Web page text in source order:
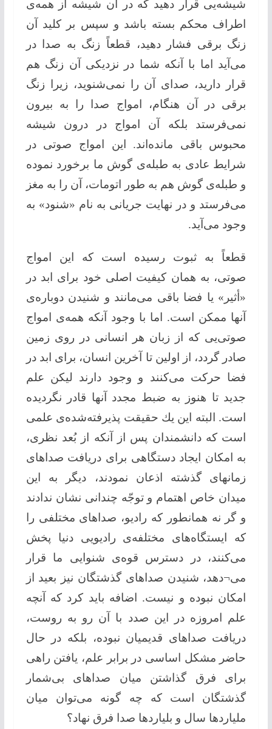
شیشه‌یی قرار دهید كه در آن شیشه از همه‌ی
اطراف محكم بسته باشد و سپس بر كلید آن
زنگ برقی فشار دهید، قطعاً زنگ به صدا در
می‌آید اما با آنکه شما در نزدیكی آن زنگ هم
قرار دارید، صدای آن را نمی‌شنوید، زیرا زنگ
برقی در آن هنگام، امواج صدا را به بیرون
نمی‌فرستد بلكه آن امواج در درون شیشه
محبوس باقی مانده‌اند. این امواج صوتی در
شرایط عادی به طبله‌ی گوش ما برخورد نموده
و طبله‌ی گوش هم به طور اتومات، آن را به مغز
می‌فرستد و در نهایت جریانی به نام «شنود» به
وجود می‌آید.
قطعاً به ثبوت رسیده است كه این امواج
صوتی، به همان كیفیت اصلی خود برای ابد در
«أثیر» یا فضا باقی می‌مانند و شنیدن دوباره‌ی
آنها ممكن است. اما با وجود آنکه همه‌ی امواج
صوتی‌یی كه از زبان هر انسانی در روی زمین
صادر گردد، از اولین تا آخرین انسان، برای ابد در
فضا حركت می‌كنند و وجود دارند لیكن علم
جدید تا هنوز به ضبط مجدد آنها قادر نگردیده
است. البته این یك حقیقت پذیرفته‌شده‌ی علمی
است كه دانشمندان پس از آنکه از بُعد نظری،
به امكان ایجاد دستگاهی برای دریافت صداهای
زمانهای گذشته اذعان نمودند، دیگر به این
میدان خاص اهتمام و توجّه چندانی نشان ندادند
و گر نه همانطور كه رادیو، صداهای مختلفی را
كه ایستگاه‌های مختلفه‌ی رادیویی دنیا پخش
می‌كنند، در دسترس قوه‌ی شنوایی ما قرار
می¬‌دهد، شنیدن صداهای گذشتگان نیز بعید از
امكان نبوده و نیست. اضافه باید كرد كه آنچه
علم امروزه در این صدد با آن رو به روست،
دریافت صداهای قدیمیان نبوده، بلكه در حال
حاضر مشكل اساسی در برابر علم، یافتن راهی
برای فرق گذاشتن میان صداهای بی‌شمار
گذشتگان است كه چه گونه می‌توان میان
ملیاردها سال و بلیاردها صدا فرق نهاد؟